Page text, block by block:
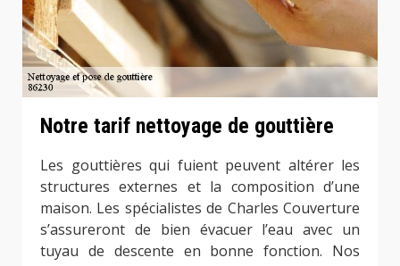
Notre tarif nettoyage de gouttière
Les gouttières qui fuient peuvent altérer les
structures externes et la composition d’une
maison. Les spécialistes de Charles Couverture
s’assureront de bien évacuer l’eau avec un
tuyau de descente en bonne fonction. Nos